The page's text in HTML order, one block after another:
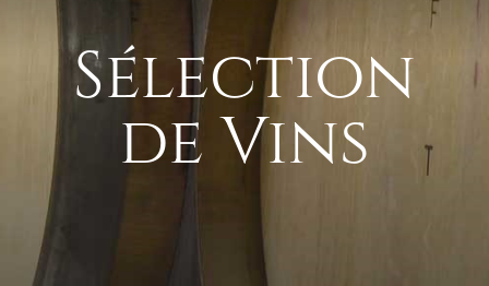
Sélection
de Vins